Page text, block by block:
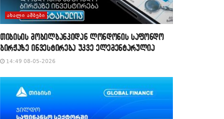
ᲐᲮᲐᲚᲘ ᲐᲛᲑᲔᲑᲘ
თიბისის მობილბანკიდან ლონდონის საფონდო
ბირჟაზე ინვესტირება უკვე ელემენტარულია
14:49 08-05-2026